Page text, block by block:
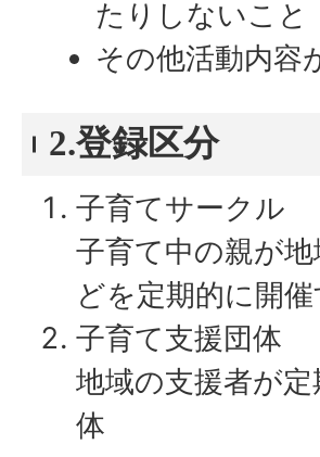
たりしないこと
その他活動内容
2.登録区分
子育てサークル
子育て中の親が
どを定期的に開
子育て支援団体
地域の支援者が
体